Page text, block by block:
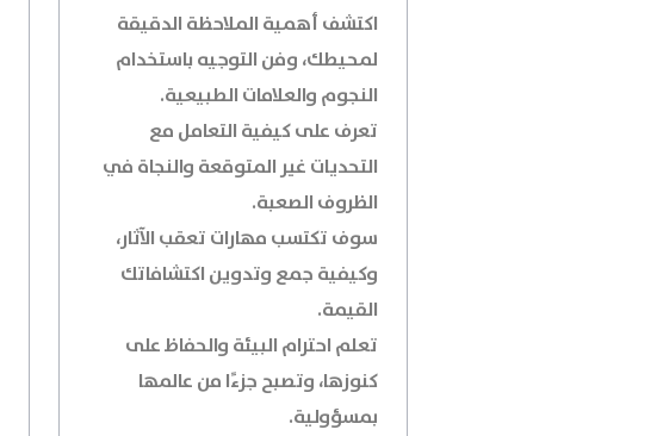
اكتشف أهمية الملاحظة الدقيقة
لمحيطك، وفن التوجيه باستخدام
النجوم والعلامات الطبيعية.
تعرف على كيفية التعامل مع
التحديات غير المتوقعة والنجاة في
الظروف الصعبة.
سوف تكتسب مهارات تعقب الآثار،
وكيفية جمع وتدوين اكتشافاتك
القيمة.
تعلم احترام البيئة والحفاظ على
كنوزها، وتصبح جزءًا من عالمها
بمسؤولية.